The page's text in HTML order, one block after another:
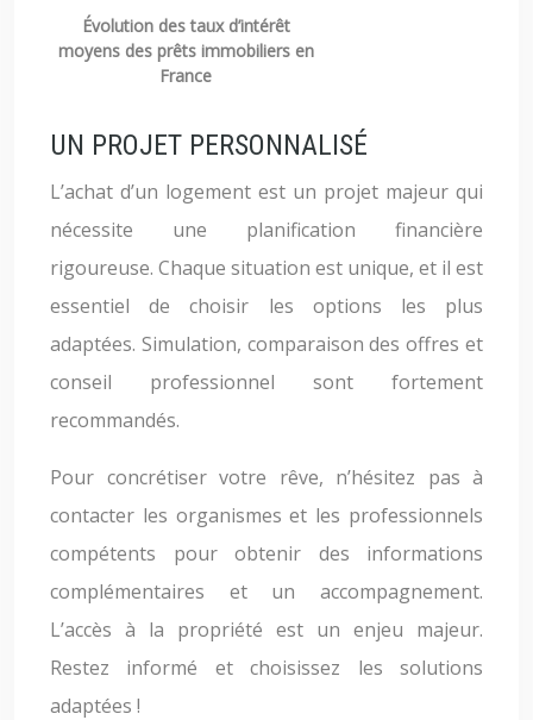
Évolution des taux d’intérêt
moyens des prêts immobiliers en
France
UN PROJET PERSONNALISÉ
L’achat d’un logement est un projet majeur qui
nécessite une planification financière
rigoureuse. Chaque situation est unique, et il est
essentiel de choisir les options les plus
adaptées. Simulation, comparaison des offres et
conseil professionnel sont fortement
recommandés.
Pour concrétiser votre rêve, n’hésitez pas à
contacter les organismes et les professionnels
compétents pour obtenir des informations
complémentaires et un accompagnement.
L’accès à la propriété est un enjeu majeur.
Restez informé et choisissez les solutions
adaptées !